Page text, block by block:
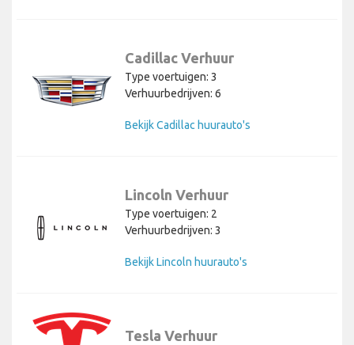
Cadillac Verhuur
Type voertuigen: 3
Verhuurbedrijven: 6
Bekijk Cadillac huurauto's
Lincoln Verhuur
Type voertuigen: 2
Verhuurbedrijven: 3
Bekijk Lincoln huurauto's
Tesla Verhuur